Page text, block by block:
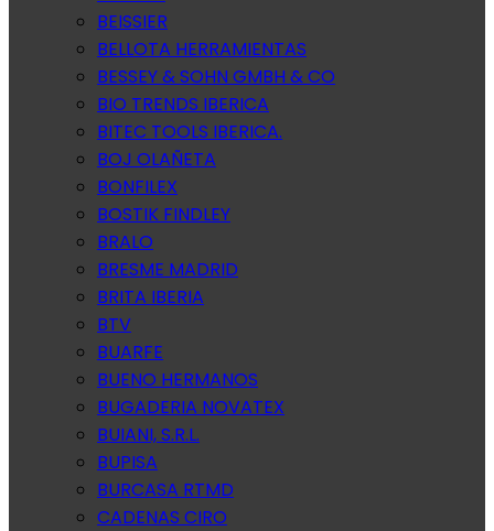
BEISSIER
BELLOTA HERRAMIENTAS
BESSEY & SOHN GMBH & CO
BIO TRENDS IBERICA
BITEC TOOLS IBERICA.
BOJ OLAÑETA
BONFILEX
BOSTIK FINDLEY
BRALO
BRESME MADRID
BRITA IBERIA
BTV
BUARFE
BUENO HERMANOS
BUGADERIA NOVATEX
BUIANI, S.R.L.
BUPISA
BURCASA RTMD
CADENAS CIRO